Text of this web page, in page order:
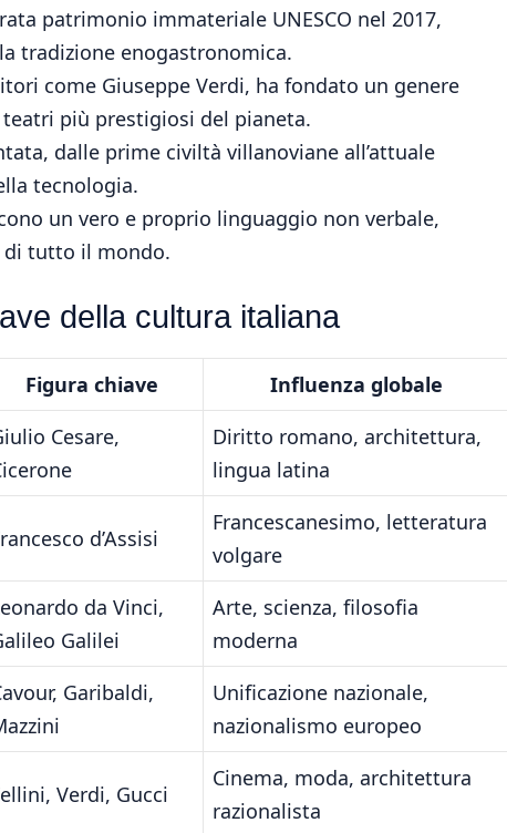
patrimonio immateriale UNESCO nel 2017,
tradizione enogastronomica.
come Giuseppe Verdi, ha fondato un genere
più prestigiosi del pianeta.
dalle prime civiltà villanoviane all’attuale
tecnologia.
un vero e proprio linguaggio non verbale,
tutto il mondo.
della cultura italiana
Figura chiave
Influenza globale
Cesare,
Diritto romano, architettura,
lingua latina
d’Assisi
Francescanesimo, letteratura
volgare
da Vinci,
Galilei
Arte, scienza, filosofia
moderna
Garibaldi,
Unificazione nazionale,
nazionalismo europeo
Verdi, Gucci
Cinema, moda, architettura
razionalista